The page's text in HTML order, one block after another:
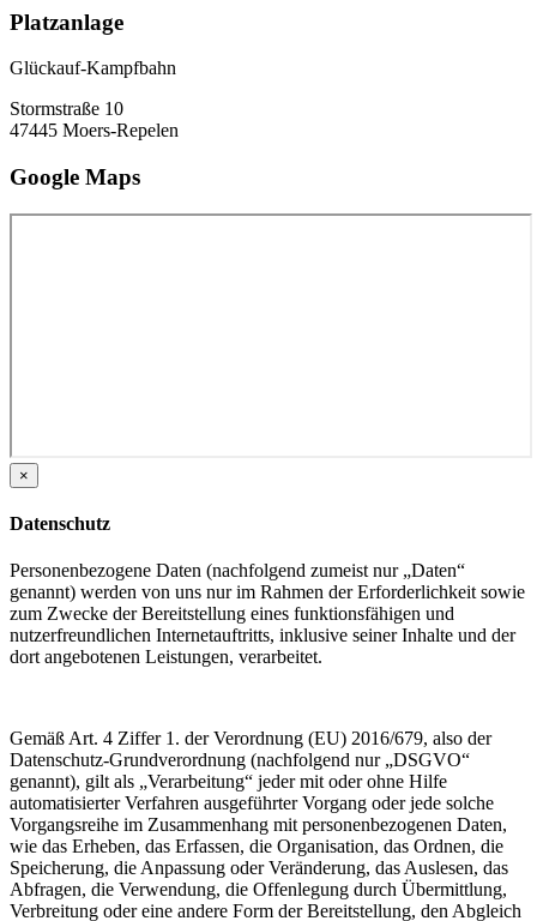
Platzanlage
Glückauf-Kampfbahn
Stormstraße 10
47445 Moers-Repelen
Google Maps
×
Datenschutz
Personenbezogene Daten (nachfolgend zumeist nur „Daten“
genannt) werden von uns nur im Rahmen der Erforderlichkeit sowie
zum Zwecke der Bereitstellung eines funktionsfähigen und
nutzerfreundlichen Internetauftritts, inklusive seiner Inhalte und der
dort angebotenen Leistungen, verarbeitet.
Gemäß Art. 4 Ziffer 1. der Verordnung (EU) 2016/679, also der
Datenschutz-Grundverordnung (nachfolgend nur „DSGVO“
genannt), gilt als „Verarbeitung“ jeder mit oder ohne Hilfe
automatisierter Verfahren ausgeführter Vorgang oder jede solche
Vorgangsreihe im Zusammenhang mit personenbezogenen Daten,
wie das Erheben, das Erfassen, die Organisation, das Ordnen, die
Speicherung, die Anpassung oder Veränderung, das Auslesen, das
Abfragen, die Verwendung, die Offenlegung durch Übermittlung,
Verbreitung oder eine andere Form der Bereitstellung, den Abgleich